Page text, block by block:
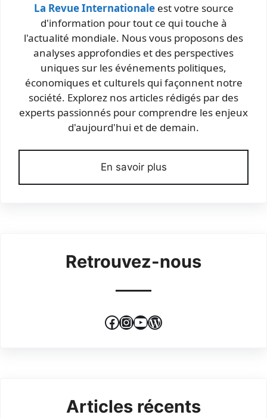
La Revue Internationaleest votre source
d'information pour tout ce qui touche à
l'actualité mondiale. Nous vous proposons des
analyses approfondies et des perspectives
uniques sur les événements politiques,
économiques et culturels qui façonnent notre
société. Explorez nos articles rédigés par des
experts passionnés pour comprendre les enjeux
d'aujourd'hui et de demain.
En savoir plus
Retrouvez-nous
Facebook
Instagram
YouTube
WordPress
Articles récents